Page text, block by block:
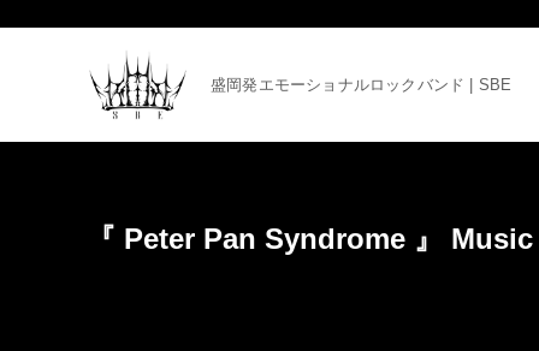
盛岡発エモーショナルロックバンド | SBE
『 Peter Pan Syndrome 』